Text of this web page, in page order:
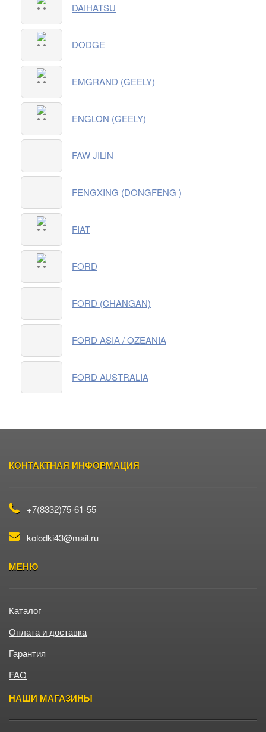
DAIHATSU
DODGE
EMGRAND (GEELY)
ENGLON (GEELY)
FAW JILIN
FENGXING (DONGFENG )
FIAT
FORD
FORD (CHANGAN)
FORD ASIA / OZEANIA
FORD AUSTRALIA
GLEAGLE (GEELY)
HONDA (DONGFENG)
КОНТАКТНАЯ ИНФОРМАЦИЯ
+7(8332)75-61-55
kolodki43@mail.ru
МЕНЮ
Каталог
Оплата и доставка
Гарантия
FAQ
НАШИ МАГАЗИНЫ